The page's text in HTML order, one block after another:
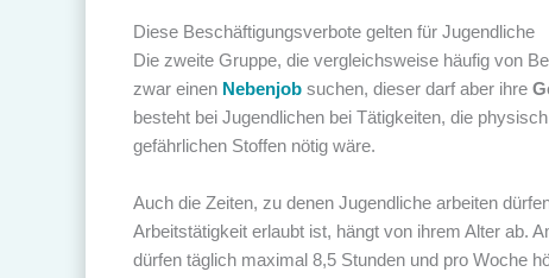
Diese Beschäftigungsverbote gelten für Jugendliche
Die zweite Gruppe, die vergleichsweise häufig von
zwar einen Nebenjob suchen, dieser darf aber ihre
besteht bei Jugendlichen bei Tätigkeiten, die
gefährlichen Stoffen nötig wäre.
Auch die Zeiten, zu denen Jugendliche arbeiten
Arbeitstätigkeit erlaubt ist, hängt von ihrem Alter ab.
dürfen täglich maximal 8,5 Stunden und pro Woche